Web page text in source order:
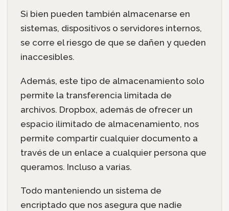
Si bien pueden también almacenarse en
sistemas, dispositivos o servidores internos,
se corre el riesgo de que se dañen y queden
inaccesibles.
Además, este tipo de almacenamiento solo
permite la transferencia limitada de
archivos. Dropbox, además de ofrecer un
espacio ilimitado de almacenamiento, nos
permite compartir cualquier documento a
través de un enlace a cualquier persona que
queramos. Incluso a varias.
Todo manteniendo un sistema de
encriptado que nos asegura que nadie